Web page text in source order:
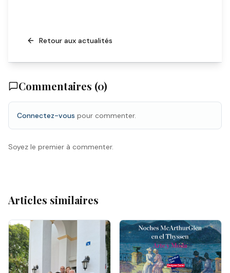
Retour aux actualités
Commentaires (0)
Connectez-vous pour commenter.
Soyez le premier à commenter.
Articles similaires